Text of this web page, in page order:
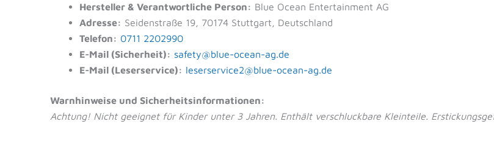
Hersteller & Verantwortliche Person: Blue Ocean Entertainment AG
Adresse: Seidenstraße 19, 70174 Stuttgart, Deutschland
Telefon: 0711 2202990
E-Mail (Sicherheit): safety@blue-ocean-ag.de
E-Mail (Leserservice): leserservice2@blue-ocean-ag.de
Warnhinweise und Sicherheitsinformationen:
Achtung! Nicht geeignet für Kinder unter 3 Jahren. Enthält verschluckbare Kleinteile.